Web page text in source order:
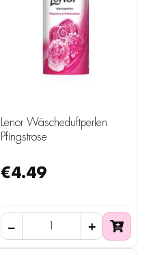
Lenor Wäscheduftperlen
Pfingstrose
€4.49